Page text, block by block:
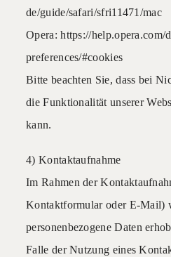
de/guide/safari/sfri11471/mac
Opera: https://help.opera.com/
preferences/#cookies
Bitte beachten Sie, dass bei
die Funktionalität unserer
kann.
4) Kontaktaufnahme
Im Rahmen der
Kontaktformular oder E-Mail)
personenbezogene Daten
Falle der Nutzung eines